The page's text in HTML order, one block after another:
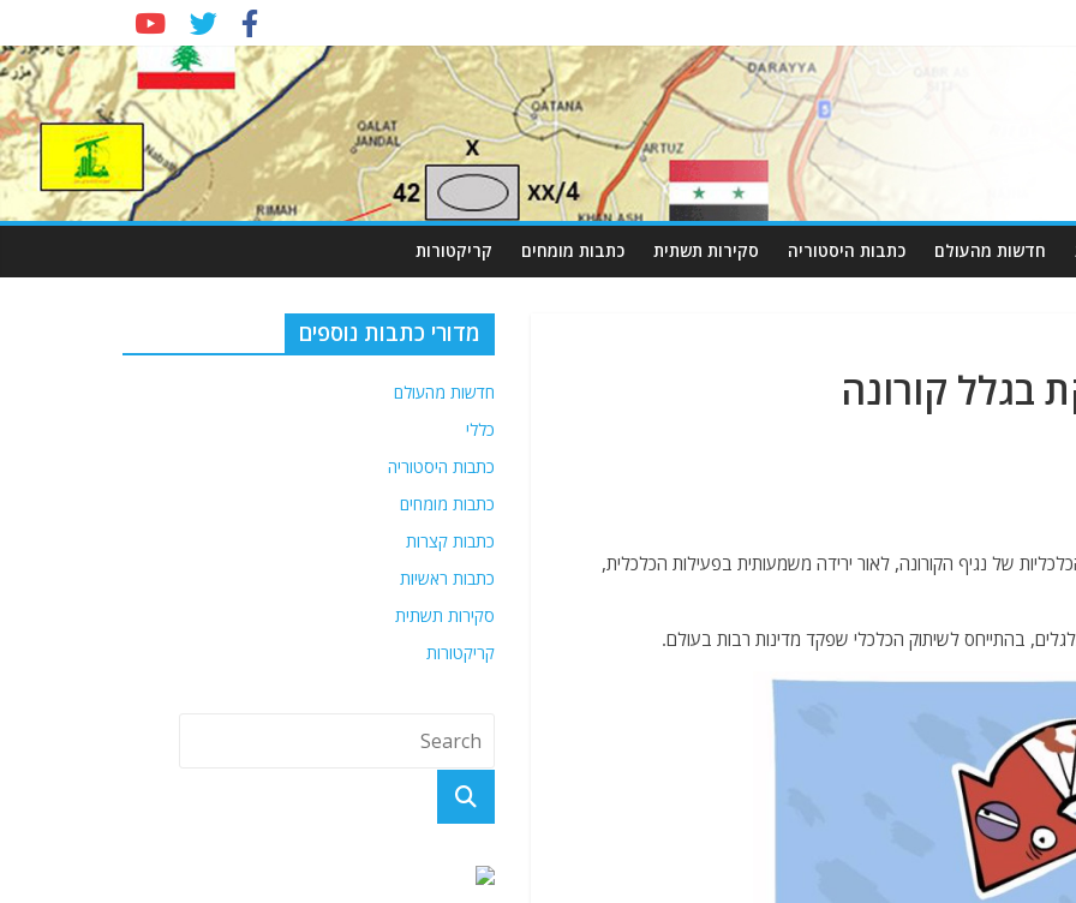
חדשות מהעולם כתבות היסטוריה סקירות תשתית כתבות מומחים קריקטורות
בגלל קורונה
של נגיף הקורונה, לאור ירידה משמעותית בפעילות הכלכלית,
בהתייחס לשיתוק הכלכלי שפקד מדינות רבות בעולם.
מדורי כתבות נוספים
חדשות מהעולם
כללי
כתבות היסטוריה
כתבות מומחים
כתבות קצרות
כתבות ראשיות
סקירות תשתית
קריקטורות